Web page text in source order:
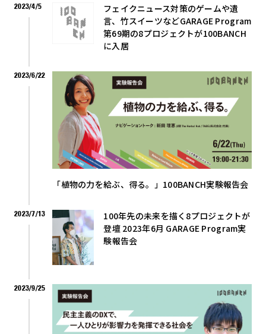
2023/4/5
フェイクニュース対策のゲームや遺
言、竹スイーツなどGARAGE Program
第69期の8プロジェクトが100BANCH
に入居
2023/6/22
「植物の力を給ぶ、得る。」100BANCH実験報告会
2023/7/13
100年先の未来を描く8プロジェクトが
登壇 2023年6月 GARAGE Program実
験報告会
2023/9/25